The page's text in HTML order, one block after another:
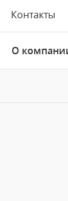
Контакты
О